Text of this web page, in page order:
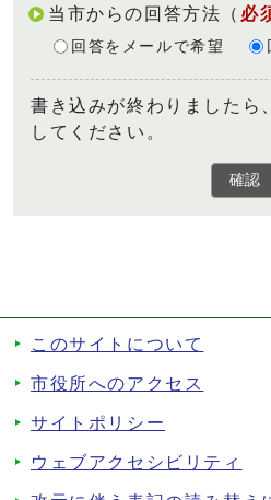
当市からの回答方法 （ 必
回答をメールで希望
書き込みが終わりましたら
してください。
確認
このサイトについて
市役所へのアクセス
サイトポリシー
ウェブアクセシビリティ